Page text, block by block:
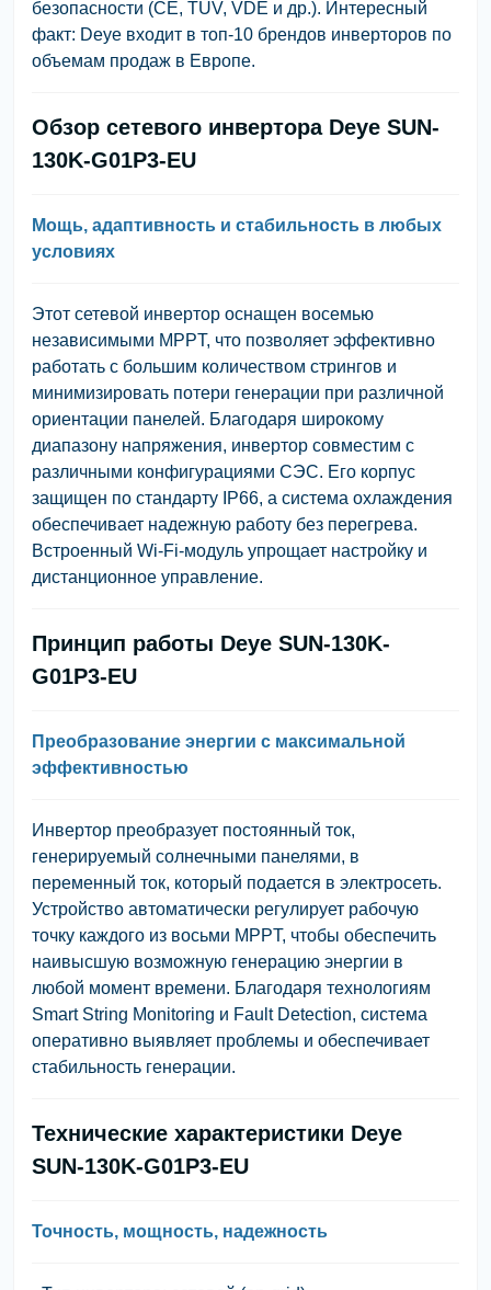
безопасности (CE, TÜV, VDE и др.). Интересный
факт: Deye входит в топ-10 брендов инверторов по
объемам продаж в Европе.
Обзор сетевого инвертора Deye SUN-
130K-G01P3-EU
Мощь, адаптивность и стабильность в любых
условиях
Этот сетевой инвертор оснащен восемью
независимыми MPPT, что позволяет эффективно
работать с большим количеством стрингов и
минимизировать потери генерации при различной
ориентации панелей. Благодаря широкому
диапазону напряжения, инвертор совместим с
различными конфигурациями СЭС. Его корпус
защищен по стандарту IP66, а система охлаждения
обеспечивает надежную работу без перегрева.
Встроенный Wi-Fi-модуль упрощает настройку и
дистанционное управление.
Принцип работы Deye SUN-130K-
G01P3-EU
Преобразование энергии с максимальной
эффективностью
Инвертор преобразует постоянный ток,
генерируемый солнечными панелями, в
переменный ток, который подается в электросеть.
Устройство автоматически регулирует рабочую
точку каждого из восьми MPPT, чтобы обеспечить
наивысшую возможную генерацию энергии в
любой момент времени. Благодаря технологиям
Smart String Monitoring и Fault Detection, система
оперативно выявляет проблемы и обеспечивает
стабильность генерации.
Технические характеристики Deye
SUN-130K-G01P3-EU
Точность, мощность, надежность